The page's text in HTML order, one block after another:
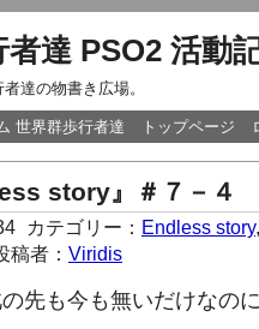
達 PSO2 活動
達の物書き広場。
世界群歩行者達 トップページ
story』＃７－４
カテゴリー： Endless story
稿者： Viridis
先も今も無いだけなの